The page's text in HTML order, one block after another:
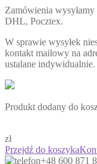
Zamówienia
DHL, Pocztex.
W sprawie wysyłek
kontakt mailowy na
ustalane indywidualnie.
Produkt dodany do
zł
Przejdź do koszyka
+48 600 871